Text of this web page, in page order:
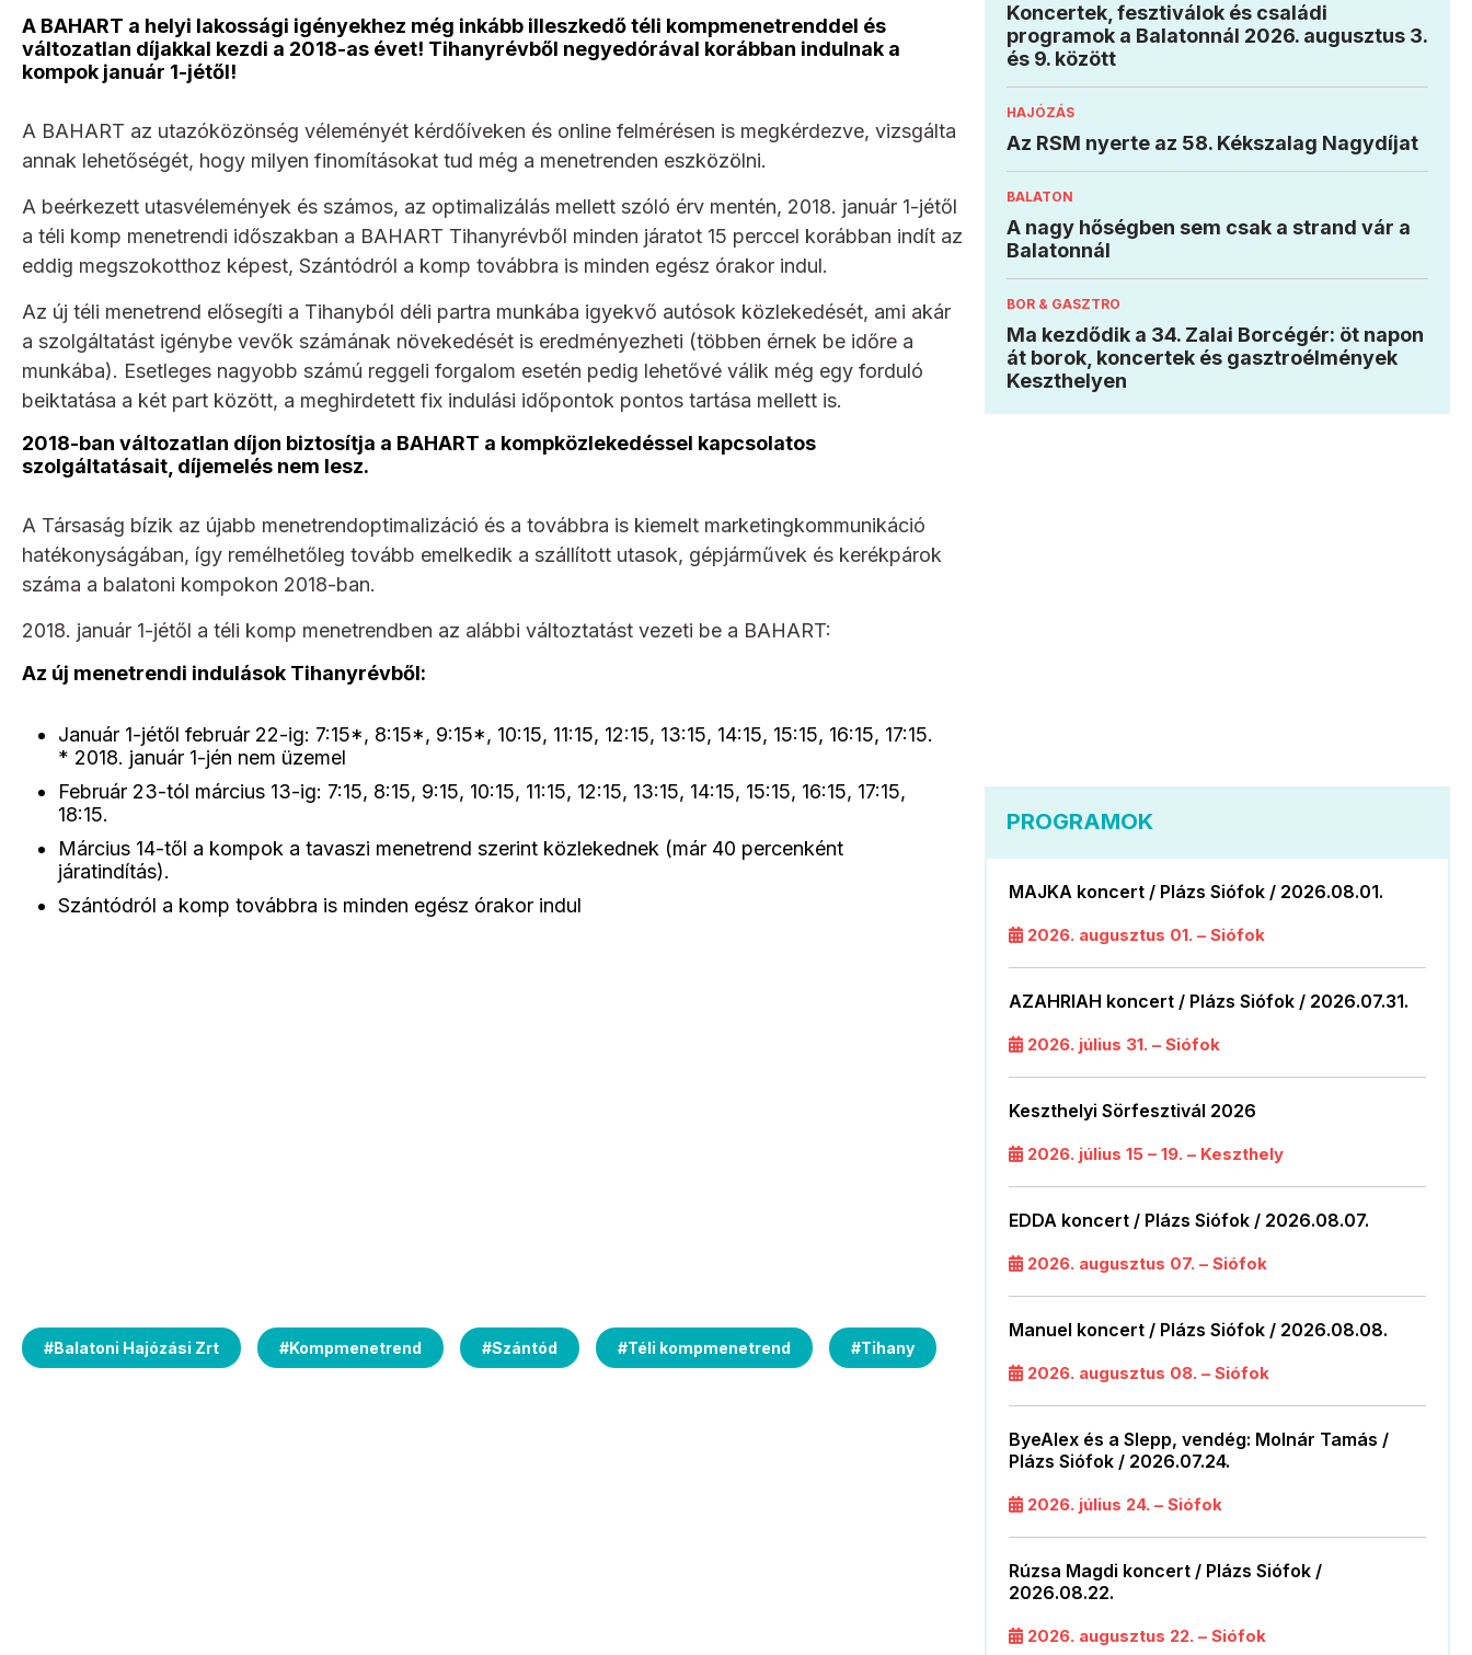
A BAHART a helyi lakossági igényekhez még inkább illeszkedő téli kompmenetrenddel és
változatlan díjakkal kezdi a 2018-as évet! Tihanyrévből negyedórával korábban indulnak a
kompok január 1-jétől!
A BAHART az utazóközönség véleményét kérdőíveken és online felmérésen is megkérdezve, vizsgálta
annak lehetőségét, hogy milyen finomításokat tud még a menetrenden eszközölni.
A beérkezett utasvélemények és számos, az optimalizálás mellett szóló érv mentén, 2018. január 1-jétől
a téli komp menetrendi időszakban a BAHART Tihanyrévből minden járatot 15 perccel korábban indít az
eddig megszokotthoz képest, Szántódról a komp továbbra is minden egész órakor indul.
Az új téli menetrend elősegíti a Tihanyból déli partra munkába igyekvő autósok közlekedését, ami akár
a szolgáltatást igénybe vevők számának növekedését is eredményezheti (többen érnek be időre a
munkába). Esetleges nagyobb számú reggeli forgalom esetén pedig lehetővé válik még egy forduló
beiktatása a két part között, a meghirdetett fix indulási időpontok pontos tartása mellett is.
2018-ban változatlan díjon biztosítja a BAHART a kompközlekedéssel kapcsolatos
szolgáltatásait, díjemelés nem lesz.
A Társaság bízik az újabb menetrendoptimalizáció és a továbbra is kiemelt marketingkommunikáció
hatékonyságában, így remélhetőleg tovább emelkedik a szállított utasok, gépjárművek és kerékpárok
száma a balatoni kompokon 2018-ban.
2018. január 1-jétől a téli komp menetrendben az alábbi változtatást vezeti be a BAHART:
Az új menetrendi indulások Tihanyrévből:
Január 1-jétől február 22-ig: 7:15*, 8:15*, 9:15*, 10:15, 11:15, 12:15, 13:15, 14:15, 15:15, 16:15, 17:15.
* 2018. január 1-jén nem üzemel
Február 23-tól március 13-ig: 7:15, 8:15, 9:15, 10:15, 11:15, 12:15, 13:15, 14:15, 15:15, 16:15, 17:15,
18:15.
Március 14-től a kompok a tavaszi menetrend szerint közlekednek (már 40 percenként
járatindítás).
Szántódról a komp továbbra is minden egész órakor indul
#Balatoni Hajózási Zrt #Kompmenetrend #Szántód #Téli kompmenetrend #Tihany
Koncertek, fesztiválok és családi
programok a Balatonnál 2026. augusztus 3.
és 9. között
HAJÓZÁS
Az RSM nyerte az 58. Kékszalag Nagydíjat
BALATON
A nagy hőségben sem csak a strand vár a
Balatonnál
BOR & GASZTRO
Ma kezdődik a 34. Zalai Borcégér: öt napon
át borok, koncertek és gasztroélmények
Keszthelyen
PROGRAMOK
MAJKA koncert / Plázs Siófok / 2026.08.01.
2026. augusztus 01. – Siófok
AZAHRIAH koncert / Plázs Siófok / 2026.07.31.
2026. július 31. – Siófok
Keszthelyi Sörfesztivál 2026
2026. július 15 – 19. – Keszthely
EDDA koncert / Plázs Siófok / 2026.08.07.
2026. augusztus 07. – Siófok
Manuel koncert / Plázs Siófok / 2026.08.08.
2026. augusztus 08. – Siófok
ByeAlex és a Slepp, vendég: Molnár Tamás /
Plázs Siófok / 2026.07.24.
2026. július 24. – Siófok
Rúzsa Magdi koncert / Plázs Siófok /
2026.08.22.
2026. augusztus 22. – Siófok